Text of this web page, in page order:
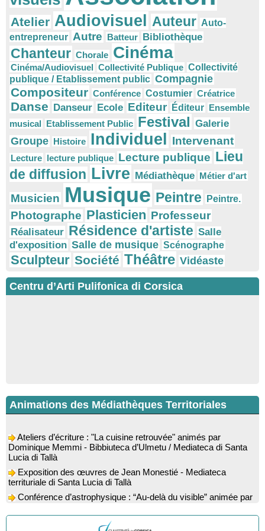
Atelier Audiovisuel Auteur Auto-
entrepreneur Autre Batteur Bibliothèque
Chanteur Chorale Cinéma
Cinéma/Audiovisuel Collectivité Publique Collectivité
publique / Etablissement public Compagnie
Compositeur Conférence Costumier Créatrice
Danse Danseur Ecole Editeur Éditeur Ensemble
musical Etablissement Public Festival Galerie
Groupe Histoire Individuel Intervenant
Lecture lecture publique Lecture publique Lieu
de diffusion Livre Médiathèque Métier d'art
Musicien Musique Peintre Peintre.
Photographe Plasticien Professeur
Réalisateur Résidence d'artiste Salle
d'exposition Salle de musique Scénographe
Sculpteur Société Théâtre Vidéaste
Centru d’Arti Pulifonica di Corsica
Animations des Médiathèques Territoriales
Dominique Memmi - Bibbiuteca d’Ulmetu / Mediateca di Santa
Lucia di Tallà
Exposition des œuvres de Jean Monestié - Mediateca
territuriale di Santa Lucia di Tallà
Conférence d’astrophysique : “Au-delà du visible” animée par
l’astrophysicien Paul Guerrini - Médiathèque - Pitretu è
Exposition des œuvres de Dominique Malberti Morin :